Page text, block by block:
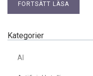
FORTSÄTT LÄSA
Kategorier
AI